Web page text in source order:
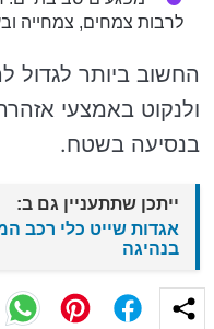
לרבות צמחים, צמחייה
החשוב ביותר לגדול
ולנקוט באמצעי
בנסיעה בשטח.
ייתכן שתתעניין גם ב:
אגדות שייט כלי רכב
בנהיגה